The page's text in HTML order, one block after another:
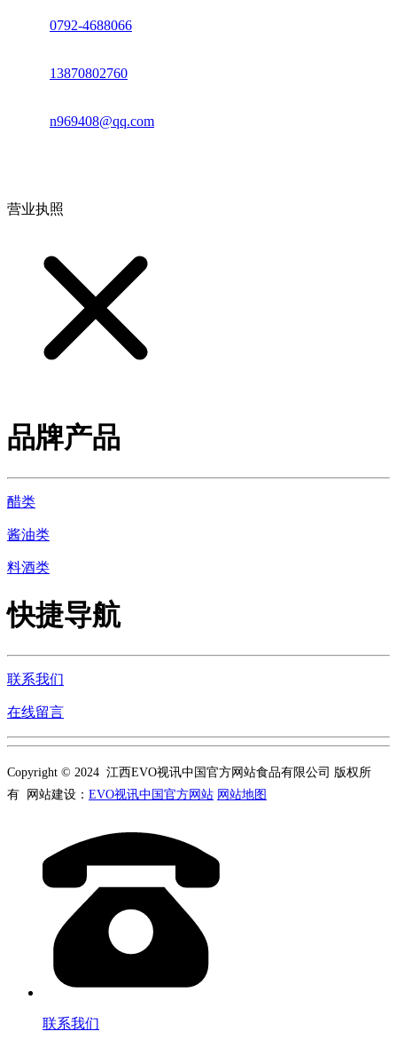
0792-4688066
13870802760
n969408@qq.com
营业执照
品牌产品
醋类
酱油类
料酒类
快捷导航
联系我们
在线留言
Copyright © 2024 江西EVO视讯中国官方网站食品有限公司 版权所
有 网站建设： EVO视讯中国官方网站 网站地图
联系我们